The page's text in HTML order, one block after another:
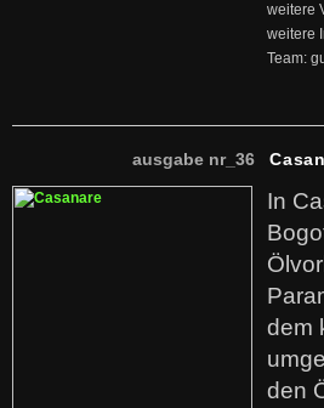
weitere
weitere
Team:
ausgabe nr_36
In
dem
den